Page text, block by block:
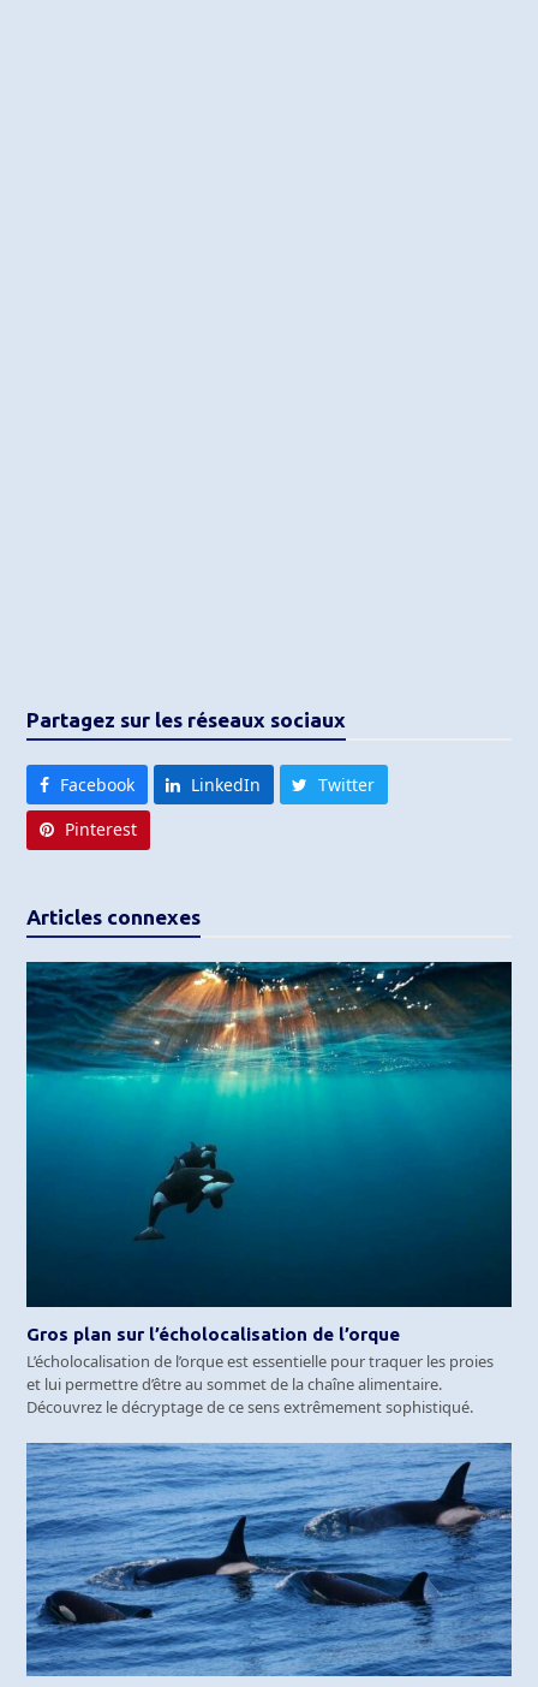
Partagez sur les réseaux sociaux
Facebook LinkedIn
Twitter
Pinterest
Articles connexes
Gros plan sur l’écholocalisation de l’orque
L’écholocalisation de l’orque est essentielle pour traquer les proies
et lui permettre d’être au sommet de la chaîne alimentaire.
Découvrez le décryptage de ce sens extrêmement sophistiqué.